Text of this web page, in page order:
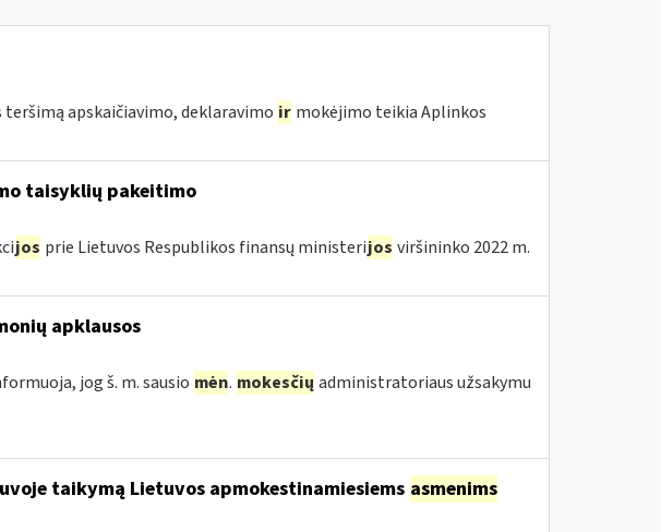
apskaičiavimo, deklaravimo ir mokėjimo teikia Aplinkos
taisyklių pakeitimo
jos prie Lietuvos Respublikos finansų ministerijos viršininko 2022 m.
apklausos
jog š. m. sausio mėn. mokesčių administratoriaus užsakymu
taikymą Lietuvos apmokestinamiesiems asmenims